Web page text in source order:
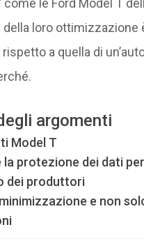
come le Ford Model T
della loro ottimizzazione
a quella di
argomenti
Model T
la protezione dei dati
dei produttori
e non